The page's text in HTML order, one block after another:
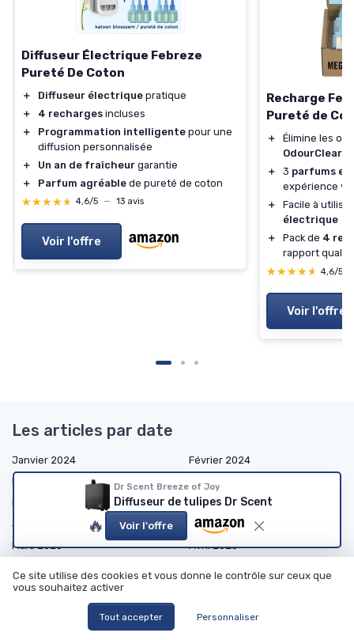
Diffuseur Électrique Febreze
Pureté De Coton
＋ Diffuseur électrique pratique
＋
4 recharges incluses
＋
Programmation intelligente pour une
diffusion personnalisée
＋
Un an de fraîcheur garantie
＋
Parfum agréable de pureté de coton
★★★★★
★★★★★ 4,6/5 — 13 avis
Voir l'offre
Recharge
Pureté de
＋
Élimine les
OdourClear
＋
3 parfums
expérience
＋
Facile à
électrique
＋
Pack de 4
rapport
★★★★★
★★★★★ 4,6/5
Voir l'offre
Dr Scent Breeze of Joy
Diffuseur de tulipes Dr Scent
🔥 Voir l'offre
Les articles par date
Janvier 2024
Février 2024
Mars 2024
Octobre 2024
Novembre 2024
Décembre 2024
Janvier 2025
Février 2025
Mars 2025
Avril 2025
Juillet 2025
Septembre 2025
Novembre 2025
Ce site utilise des cookies et vous donne le contrôle sur ceux que
vous souhaitez activer
Tout accepter Personnaliser